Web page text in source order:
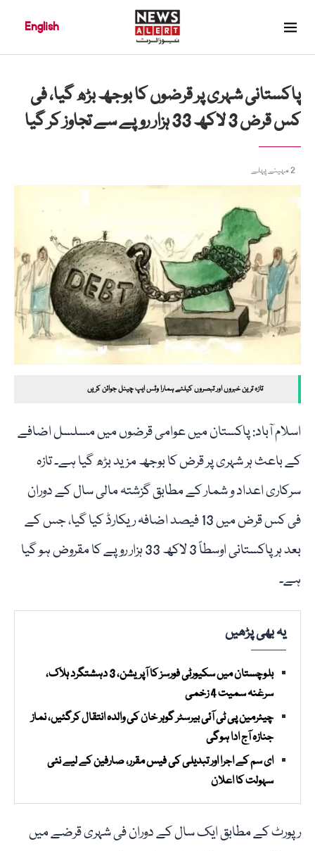
English
پاکستانی شہری پر قرضوں کا بوجھ بڑھ گیا، فی
کس قرض 3 لاکھ 33 ہزار روپے سے تجاوز کر گیا
2 مہینے پہلے
تازہ ترین خبروں اور تبصروں کیلئے ہمارا وٹس ایپ چینل جوائن کریں
اسلام آباد: پاکستان میں عوامی قرضوں میں مسلسل اضافے
کے باعث ہر شہری پر قرض کا بوجھ مزید بڑھ گیا ہے۔ تازہ
سرکاری اعداد و شمار کے مطابق گزشتہ مالی سال کے دوران
فی کس قرض میں 13 فیصد اضافہ ریکارڈ کیا گیا، جس کے
بعد ہر پاکستانی اوسطاً 3 لاکھ 33 ہزار روپے کا مقروض ہو گیا
ہے۔
یہ بھی پڑھیں
بلوچستان میں سکیورٹی فورسز کا آپریشن، 3 دہشتگرد ہلاک،
سرغنہ سمیت 4 زخمی
چیئرمین پی ٹی آئی بیرسٹر گوہر خان کی والدہ انتقال کرگئیں، نماز
جنازہ آج ادا ہوگی
ای سم کے اجرا اور تبدیلی کی فیس مقرر، صارفین کے لیے نئی
سہولت کا اعلان
رپورٹ کے مطابق ایک سال کے دوران فی شہری قرضے میں